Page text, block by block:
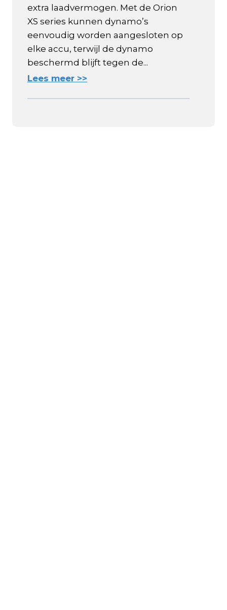
extra laadvermogen. Met de Orion
XS series kunnen dynamo’s
eenvoudig worden aangesloten op
elke accu, terwijl de dynamo
beschermd blijft tegen de...
Lees meer >>